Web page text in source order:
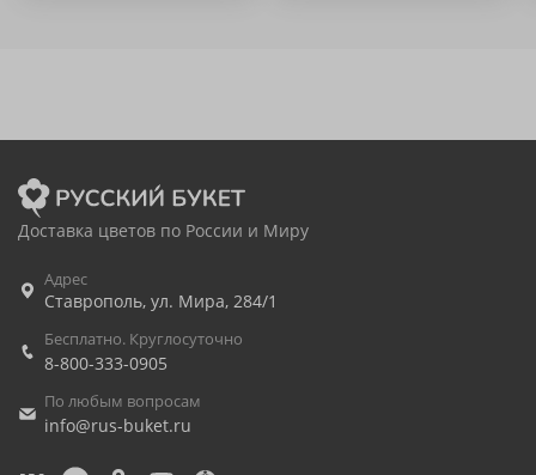
Доставка цветов по России и Миру
Адрес
Ставрополь, ул. Мира, 284/1
Бесплатно. Круглосуточно
8-800-333-0905
По любым вопросам
info@rus-buket.ru